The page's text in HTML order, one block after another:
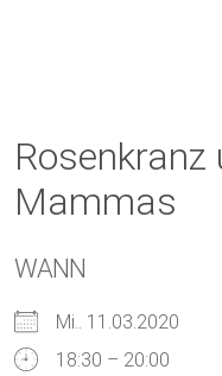
Mammas
WANN
Mi.. 11.03.2020
18:30 – 20:00